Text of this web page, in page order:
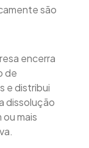
são
encerra
de
e distribui
dissolução
mais